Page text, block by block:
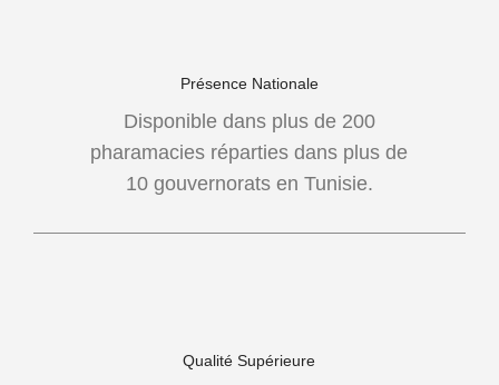
Présence Nationale
Disponible dans plus de 200
pharamacies réparties dans plus de
10 gouvernorats en Tunisie.
Qualité Supérieure